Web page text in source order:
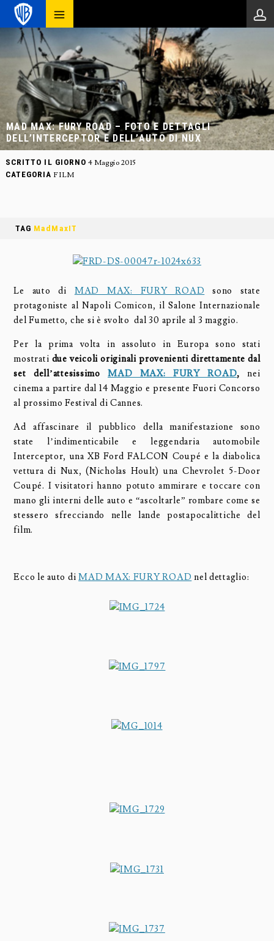
MAD MAX: FURY ROAD – FOTO E DETTAGLI
DELL’INTERCEPTOR E DELL’AUTO DI NUX
SCRITTO IL GIORNO 4 Maggio 2015
CATEGORIA FILM
TAG MadMaxIT
Le auto di MAD MAX: FURY ROAD sono state
protagoniste al Napoli Comicon, il Salone Internazionale
del Fumetto, che si è svolto dal 30 aprile al 3 maggio.
Per la prima volta in assoluto in Europa sono stati
mostrati due veicoli originali provenienti direttamente dal
set dell’attesissimoMAD MAX: FURY ROAD, nei
cinema a partire dal 14 Maggio e presente Fuori Concorso
al prossimo Festival di Cannes.
Ad affascinare il pubblico della manifestazione sono
state l’indimenticabile e leggendaria automobile
Interceptor, una XB Ford FALCON Coupé e la diabolica
vettura di Nux, (Nicholas Hoult) una Chevrolet 5-Door
Coupé. I visitatori hanno potuto ammirare e toccare con
mano gli interni delle auto e “ascoltarle” rombare come se
stessero sfrecciando nelle lande postapocalittiche del
film.
Ecco le auto diMAD MAX: FURY ROAD nel dettaglio: